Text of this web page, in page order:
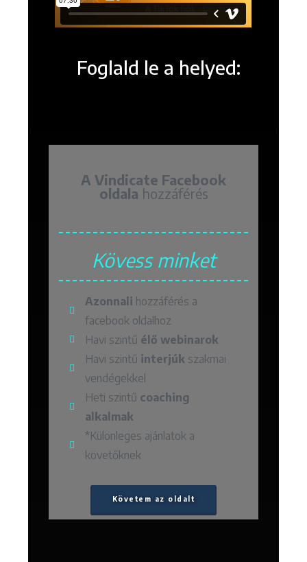
Foglald le a helyed:
A Vindicate Facebook
oldala hozzáférés
Kövess minket
Azonnali hozzáférés a
facebook oldalhoz
Havi szintű élő webinarok
Havi szintű interjúkszakmai
vendégekkel
Heti szintű coaching
alkalmak
*Különleges ajánlatok a
követőknek
Követem az oldalt